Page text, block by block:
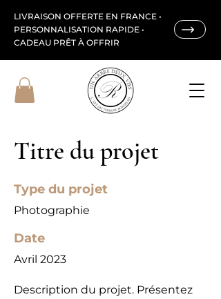
LIVRAISON OFFERTE EN FRANCE •
PERSONNALISATION RAPIDE •
CADEAU PRÊT À OFFRIR
Titre du projet
Type du projet
Photographie
Date
Avril 2023
Description du projet. Présentez